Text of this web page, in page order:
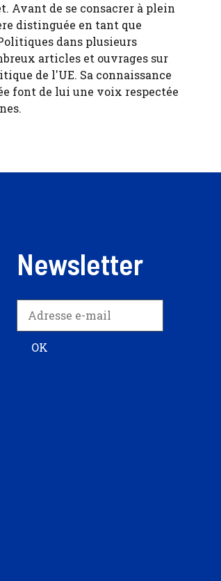
Avant de se consacrer à plein
distinguée en tant que
dans plusieurs
articles et ouvrages sur
de l'UE. Sa connaissance
font de lui une voix respectée
Newsletter